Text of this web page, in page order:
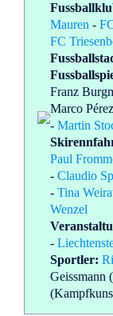
Mauren -
FC
Franz
Marco Pérez
- Martin
Paul
- Claudio
- Tina
Wenzel
-
Sportler:
Geissmann